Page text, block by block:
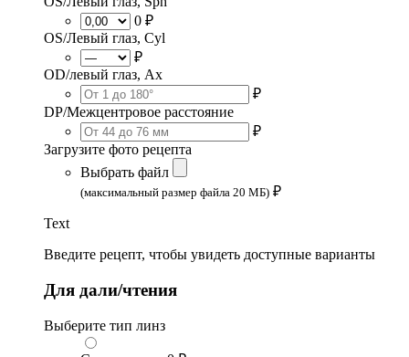
0 ₽
OS/Левый глаз, Cyl
₽
OD/левый глаз, Ax
₽
DP/Межцентровое расстояние
₽
Загрузите фото рецепта
Выбрать файл
(максимальный размер файла 20 МБ) ₽
Text
Введите рецепт, чтобы увидеть доступные варианты
Для дали/чтения
Выберите тип линз